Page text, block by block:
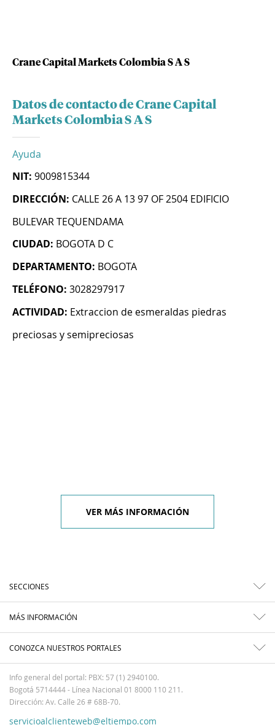
Crane Capital Markets Colombia S A S
Datos de contacto de Crane Capital
Markets Colombia S A S
Ayuda
NIT: 9009815344
DIRECCIÓN: CALLE 26 A 13 97 OF 2504 EDIFICIO
BULEVAR TEQUENDAMA
CIUDAD: BOGOTA D C
DEPARTAMENTO: BOGOTA
TELÉFONO: 3028297917
ACTIVIDAD: Extraccion de esmeraldas piedras
preciosas y semipreciosas
VER MÁS INFORMACIÓN
SECCIONES
MÁS INFORMACIÓN
CONOZCA NUESTROS PORTALES
Info general del portal: PBX: 57 (1) 2940100.
Bogotá 5714444 - Línea Nacional 01 8000 110 211.
Dirección: Av. Calle 26 # 68B-70.
servicioalclienteweb@eltiempo.com